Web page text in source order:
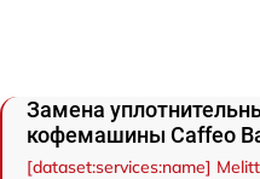
Замена
кофемашины Caffeo
[dataset:services:name]